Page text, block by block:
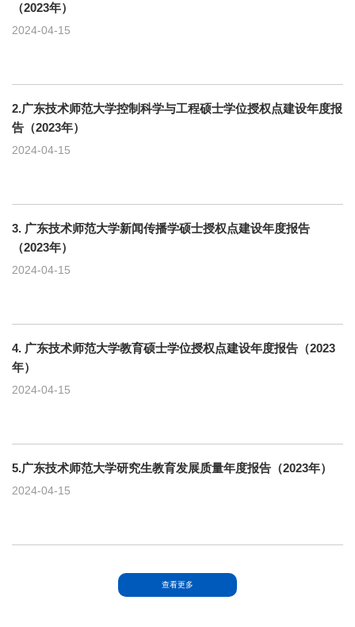
（2023年）
2024-04-15
2.广东技术师范大学控制科学与工程硕士学位授权点建设年度报
告（2023年）
2024-04-15
3. 广东技术师范大学新闻传播学硕士授权点建设年度报告
（2023年）
2024-04-15
4. 广东技术师范大学教育硕士学位授权点建设年度报告（2023
年）
2024-04-15
5.广东技术师范大学研究生教育发展质量年度报告（2023年）
2024-04-15
查看更多